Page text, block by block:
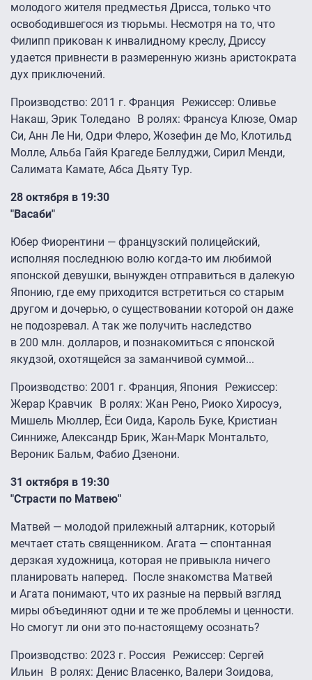
молодого жителя предместья Дрисса, только что
освободившегося из тюрьмы. Несмотря на то, что
Филипп прикован к инвалидному креслу, Дриссу
удается привнести в размеренную жизнь аристократа
дух приключений.
Производство: 2011 г. Франция Режиссер: Оливье
Накаш, Эрик Толедано В ролях: Франсуа Клюзе, Омар
Си, Анн Ле Ни, Одри Флеро, Жозефин де Мо, Клотильд
Молле, Альба Гайя Крагеде Беллуджи, Сирил Менди,
Салимата Камате, Абса Дьяту Тур.
28 октября в 19:30
"Васаби"
Юбер Фиорентини — французский полицейский,
исполняя последнюю волю когда-то им любимой
японской девушки, вынужден отправиться в далекую
Японию, где ему приходится встретиться со старым
другом и дочерью, о существовании которой он даже
не подозревал. А так же получить наследство
в 200 млн. долларов, и познакомиться с японской
якудзой, охотящейся за заманчивой суммой...
Производство: 2001 г. Франция, Япония Режиссер:
Жерар Кравчик В ролях: Жан Рено, Риоко Хиросуэ,
Мишель Мюллер, Ёси Оида, Кароль Буке, Кристиан
Синниже, Александр Брик, Жан-Марк Монтальто,
Вероник Бальм, Фабио Дзенони.
31 октября в 19:30
"Страсти по Матвею"
Матвей — молодой прилежный алтарник, который
мечтает стать священником. Агата — спонтанная
дерзкая художница, которая не привыкла ничего
планировать наперед. После знакомства Матвей
и Агата понимают, что их разные на первый взгляд
миры объединяют одни и те же проблемы и ценности.
Но смогут ли они это по-настоящему осознать?
Производство: 2023 г. Россия Режиссер: Сергей
Ильин В ролях: Денис Власенко, Валери Зоидова,